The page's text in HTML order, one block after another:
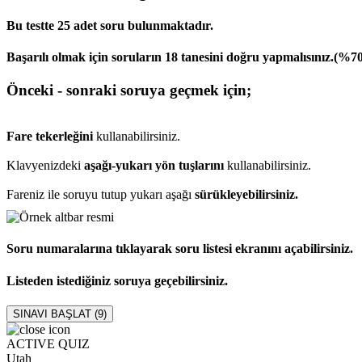
Bu testte 25 adet soru bulunmaktadır.
Başarılı olmak için soruların 18 tanesini doğru
Önceki - sonraki soruya geçmek için;
Fare tekerleğini kullanabilirsiniz.
Klavyenizdeki aşağı-yukarı yön tuşlarını kullanabilirsiniz.
Fareniz ile soruyu tutup yukarı aşağı sürükleyebilirsiniz.
Soru numaralarına tıklayarak soru listesi ekranını açabilirsiniz.
Listeden istediğiniz soruya geçebilirsiniz.
SINAVI BAŞLAT (9)
ACTIVE QUIZ
Utah